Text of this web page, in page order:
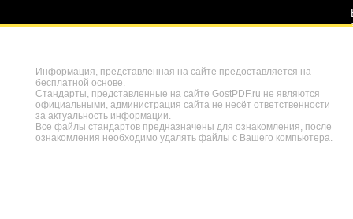
Информация, представленная на сайте предоставляется на
бесплатной основе.
Стандарты, представленные на сайте GostPDF.ru не являются
официальными, администрация сайта не несёт ответственности
за актуальность информации.
Все файлы стандартов предназначены для ознакомления, после
ознакомления необходимо удалять файлы с Вашего компьютера.